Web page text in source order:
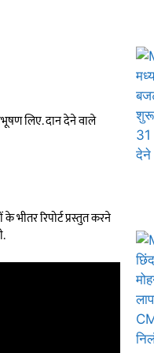
लिए. दान देने वाले
रिपोर्ट प्रस्तुत करने